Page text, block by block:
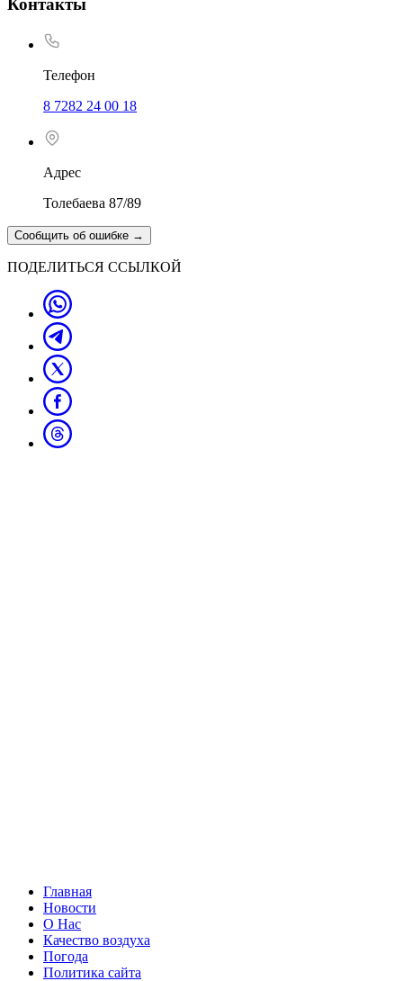
Контакты
Телефон
8 7282 24 00 18
Адрес
Толебаева 87/89
Сообщить об ошибке →
ПОДЕЛИТЬСЯ ССЫЛКОЙ
Главная
Новости
О Нас
Качество воздуха
Погода
Политика сайта